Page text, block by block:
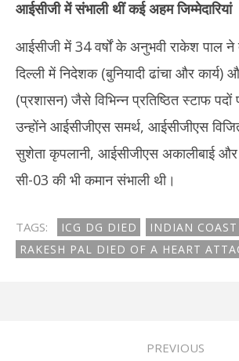
आईसीजी में संभाली थीं कई अहम जिम्मेदारियां
आईसीजी में 34 वर्षों के अनुभवी राकेश पाल
दिल्ली में निदेशक (बुनियादी ढांचा और कार्य)
(प्रशासन) जैसे विभिन्न प्रतिष्ठित स्टाफ पदों
उन्होंने आईसीजीएस समर्थ, आईसीजीएस
सुशेता कृपलानी, आईसीजीएस अकालीबाई
सी-03 की भी कमान संभाली थी।
TAGS: ICG DG DIED
INDIAN
RAKESH PAL DIED OF A HEART
PREVIOUS